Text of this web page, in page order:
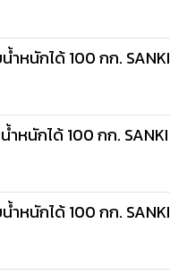
ำหนักได้ 100 กก. SANKI
หนักได้ 100 กก. SANKI
ำหนักได้ 100 กก. SANKI